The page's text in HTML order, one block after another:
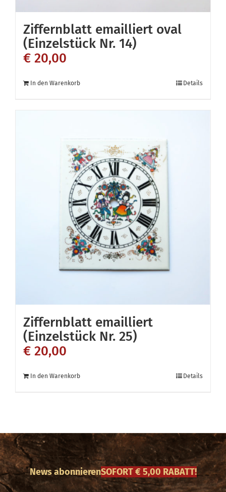
Ziffernblatt emailliert oval
(Einzelstück Nr. 14)
€ 20,00
In den Warenkorb Details
Ziffernblatt emailliert
(Einzelstück Nr. 25)
€ 20,00
In den Warenkorb Details
News abonnierenSOFORT € 5,00 RABATT!